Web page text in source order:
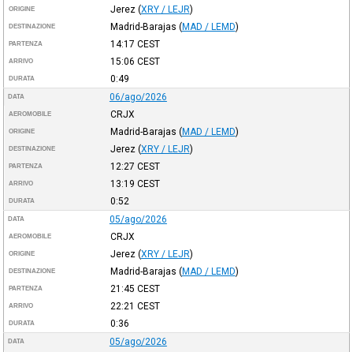
ORIGINE Jerez (XRY / LEJR)
DESTINAZIONE Madrid-Barajas (MAD / LEMD)
PARTENZA 14:17 CEST
ARRIVO 15:06 CEST
DURATA 0:49
DATA 06/ago/2026
AEROMOBILE CRJX
ORIGINE Madrid-Barajas (MAD / LEMD)
DESTINAZIONE Jerez (XRY / LEJR)
PARTENZA 12:27 CEST
ARRIVO 13:19 CEST
DURATA 0:52
DATA 05/ago/2026
AEROMOBILE CRJX
ORIGINE Jerez (XRY / LEJR)
DESTINAZIONE Madrid-Barajas (MAD / LEMD)
PARTENZA 21:45 CEST
ARRIVO 22:21 CEST
DURATA 0:36
DATA 05/ago/2026